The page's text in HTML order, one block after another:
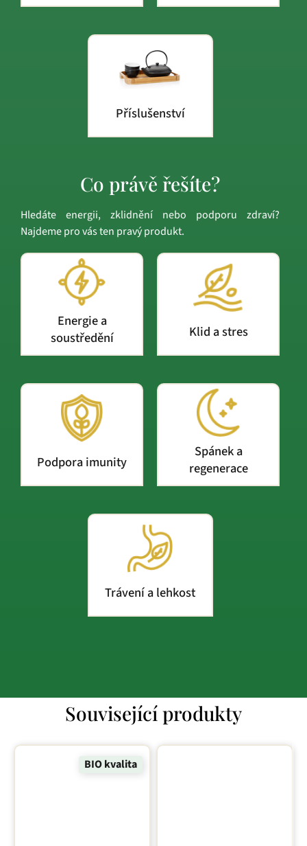
Příslušenství
Co právě řešíte?
Hledáte energii, zklidnění nebo podporu zdraví?
Najdeme pro vás ten pravý produkt.
Energie a
soustředění
Klid a stres
Podpora imunity
Spánek a
regenerace
Trávení a lehkost
Související produkty
BIO kvalita